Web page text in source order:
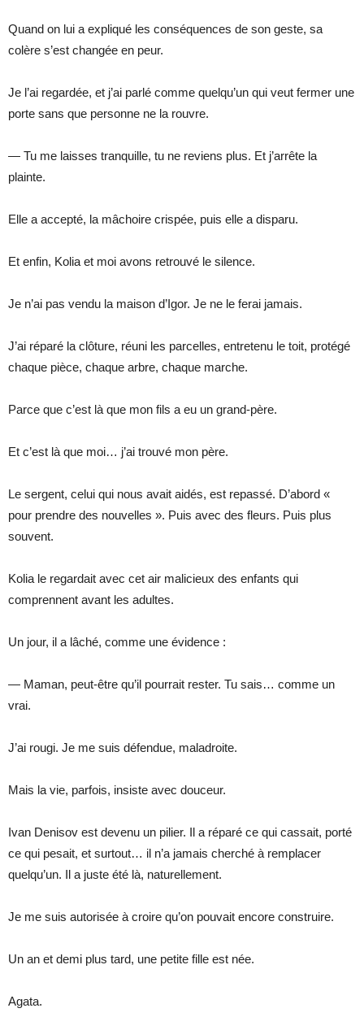
Quand on lui a expliqué les conséquences de son geste, sa
colère s’est changée en peur.
Je l’ai regardée, et j’ai parlé comme quelqu’un qui veut fermer une
porte sans que personne ne la rouvre.
— Tu me laisses tranquille, tu ne reviens plus. Et j’arrête la
plainte.
Elle a accepté, la mâchoire crispée, puis elle a disparu.
Et enfin, Kolia et moi avons retrouvé le silence.
Je n’ai pas vendu la maison d’Igor. Je ne le ferai jamais.
J’ai réparé la clôture, réuni les parcelles, entretenu le toit, protégé
chaque pièce, chaque arbre, chaque marche.
Parce que c’est là que mon fils a eu un grand-père.
Et c’est là que moi… j’ai trouvé mon père.
Le sergent, celui qui nous avait aidés, est repassé. D’abord «
pour prendre des nouvelles ». Puis avec des fleurs. Puis plus
souvent.
Kolia le regardait avec cet air malicieux des enfants qui
comprennent avant les adultes.
Un jour, il a lâché, comme une évidence :
— Maman, peut-être qu’il pourrait rester. Tu sais… comme un
vrai.
J’ai rougi. Je me suis défendue, maladroite.
Mais la vie, parfois, insiste avec douceur.
Ivan Denisov est devenu un pilier. Il a réparé ce qui cassait, porté
ce qui pesait, et surtout… il n’a jamais cherché à remplacer
quelqu’un. Il a juste été là, naturellement.
Je me suis autorisée à croire qu’on pouvait encore construire.
Un an et demi plus tard, une petite fille est née.
Agata.